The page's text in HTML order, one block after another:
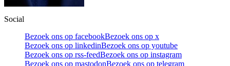
Social
Bezoek ons op facebookBezoek ons op x
Bezoek ons op linkedinBezoek ons op youtube
Bezoek ons op rss-feedBezoek ons op instagram
Bezoek ons op mastodonBezoek ons op telegram